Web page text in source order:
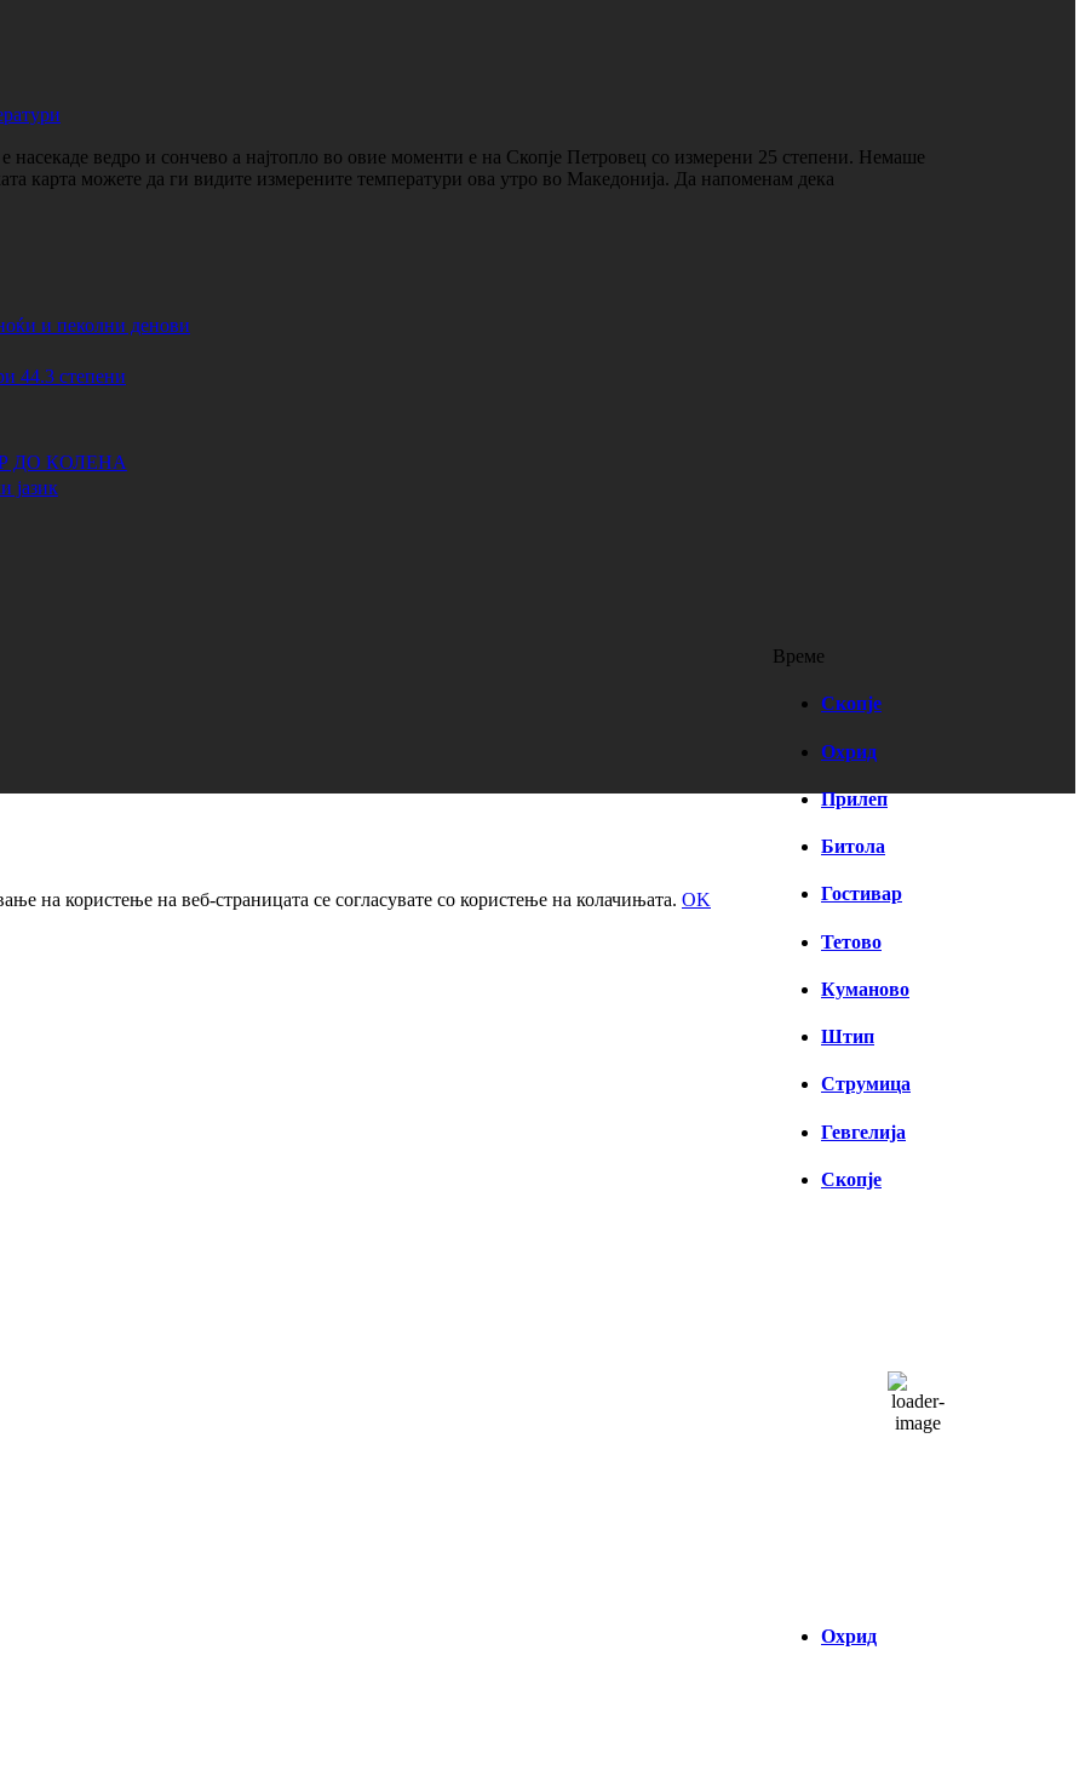
ведро и сончево а најтопло во овие моменти е на Скопје Петровец со измерени 25 степени. Немаше
карта можете да ги видите измерените температури ова утро во Македонија. Да напоменам дека
и пеколни денови
степени
ДО КОЛЕНА
јазик
Време
Скопје
Охрид
Прилеп
Битола
Гостивар
Тетово
Куманово
Штип
Струмица
Гевгелија
Скопје
Охрид
на користење на веб-страницата се согласувате со користење на колачињата. OK